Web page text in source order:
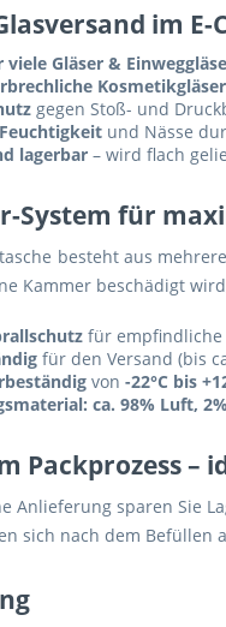
im
viele Gläser &
Kosmetikgläser
gegen Stoß- und
und Nässe
lagerbar – wird flach
System für
besteht aus
Kammer beschädigt
für empfindliche
für den Versand (bis
von -22°C bis
ca. 98% Luft,
Packprozess –
Anlieferung sparen Sie
sich nach dem Befüllen